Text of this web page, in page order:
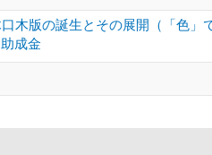
木版の誕生とその展開（「色」
成金